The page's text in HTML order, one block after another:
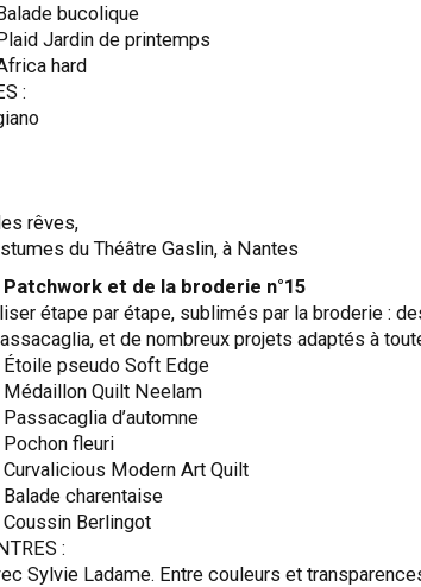
bucolique
Jardin de printemps
hard
:
rêves,
du Théâtre Gaslin, à Nantes
et de la broderie n°15
étape par étape, sublimés par la broderie :
et de nombreux projets adaptés à
Étoile pseudo Soft Edge
Médaillon Quilt Neelam
d’automne
Pochon fleuri
Curvalicious Modern Art Quilt
charentaise
Berlingot
:
Sylvie Ladame. Entre couleurs et